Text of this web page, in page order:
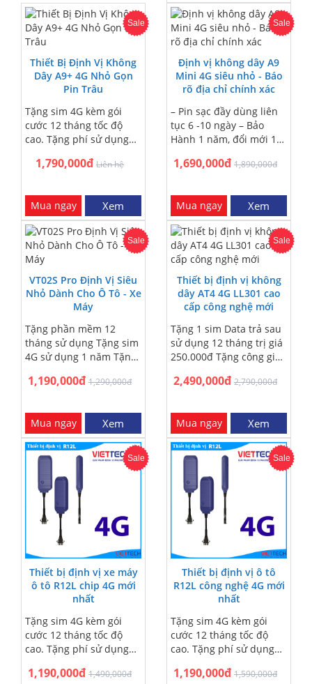
Hà Nội - Sài Gòn.- Miễn
phí ship COD giao hàng
trên toàn quốc - Nhận
hàng trả tiền.- Bảo hành
sản phẩm từ 1 năm, Lỗi
1 đổi một trong 12 tháng
Sale
Thiết Bị Định Vị Không
Dây A9+ 4G Nhỏ Gọn
Pin Trâu
Tặng sim 4G kèm gói
cước 12 tháng tốc độ
cao. Tặng phí sử dụng
hành trình xe năm nhất.
nơi trị giá 200.000đ.
Miễn phí lắp đặt tại nội
thành Hà Nội - Sài Gòn.
Miễn phí ship COD giao
hàng trên toàn quốc -
Nhận hàng trả tiền. Bảo
hành sản phẩm từ 1 đến
2 năm - 1 đổi một trong
1,790,000đ Liên hệ
Mua ngay Xem
Sale
Định vị không dây A9
Mini 4G siêu nhỏ - Báo
rõ địa chỉ chính xác
– Pin sạc đầy dùng liên
tục 6 -10 ngày – Bảo
Hành 1 năm, đổi mới 1-1
nam châm dính cực
dụng Tiếng Việt - dễ
dùng – Tặng Sim 4G và
app quản lý 1 năm –
Miễn phí giao hàng COD
toàn quốc - Giao hàng
trực tiếp tại nơi nội
thành HN và HCM – Hỗ
trợ tư vấn 24/24
1,690,000đ 1,890,000đ
Mua ngay Xem
Sale
VT02S Pro Định Vị Siêu
Nhỏ Dành Cho Ô Tô - Xe
Máy
Tặng phần mềm 12
tháng sử dụng Tặng sim
4G sử dụng 1 năm Tặng
và HCM Miễn phí ship
1,190,000đ 1,290,000đ
Mua ngay Xem
Sale
Thiết bị định vị không
dây AT4 4G LL301 cao
cấp công nghệ mới
Tặng 1 sim Data trả sau
sử dụng 12 tháng trị giá
250.000đ Tặng công giao
200.000đ Có dịch vụ giao
ship COD toàn quốc:
100.000đ
2,490,000đ 2,790,000đ
Mua ngay Xem
Sale
Thiết bị định vị xe máy
ô tô R12L chip 4G mới
nhất
Tặng sim 4G kèm gói
cước 12 tháng tốc độ
cao. Tặng phí sử dụng
hành trình xe năm nhất.
1,190,000đ 1,490,000đ
Sale
Thiết bị định vị ô tô
R12L công nghệ 4G mới
nhất
Tặng sim 4G kèm gói
cước 12 tháng tốc độ
cao. Tặng phí sử dụng
hành trình xe năm nhất.
1,190,000đ 1,590,000đ